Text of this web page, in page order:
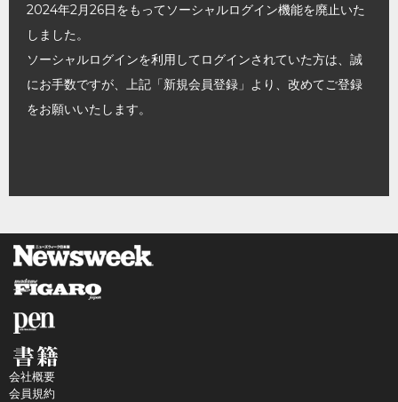
2024年2月26日をもってソーシャルログイン機能を廃止いた
しました。
ソーシャルログインを利用してログインされていた方は、誠
にお手数ですが、上記「新規会員登録」より、改めてご登録
をお願いいたします。
会社概要
会員規約